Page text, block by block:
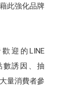
此強化品牌
迎的LINE
數誘因、抽
量消費者參